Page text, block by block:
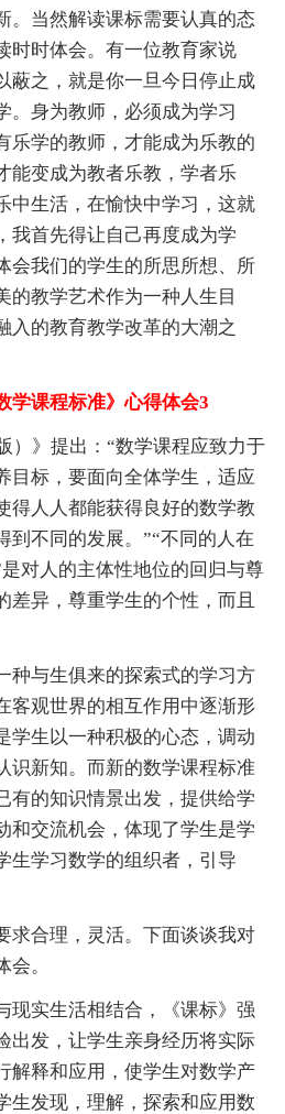
。当然解读课标需要认真的态
时时体会。有一位教育家说
蔽之，就是你一旦今日停止成
。身为教师，必须成为学习
乐学的教师，才能成为乐教的
能变成为教者乐教，学者乐
中生活，在愉快中学习，这就
我首先得让自己再度成为学
会我们的学生的所思所想、所
的教学艺术作为一种人生目
入的教育教学改革的大潮之
课程标准》心得体会3
》提出：“数学课程应致力于
目标，要面向全体学生，适应
得人人都能获得良好的数学教
到不同的发展。”“不同的人在
对人的主体性地位的回归与尊
差异，尊重学生的个性，而且
与生俱来的探索式的学习方
客观世界的相互作用中逐渐形
学生以一种积极的心态，调动
识新知。而新的数学课程标准
有的知识情景出发，提供给学
和交流机会，体现了学生是学
生学习数学的组织者，引导
合理，灵活。下面谈谈我对
。
实生活相结合，《课标》强
出发，让学生亲身经历将实际
解释和应用，使学生对数学产
生发现，理解，探索和应用数